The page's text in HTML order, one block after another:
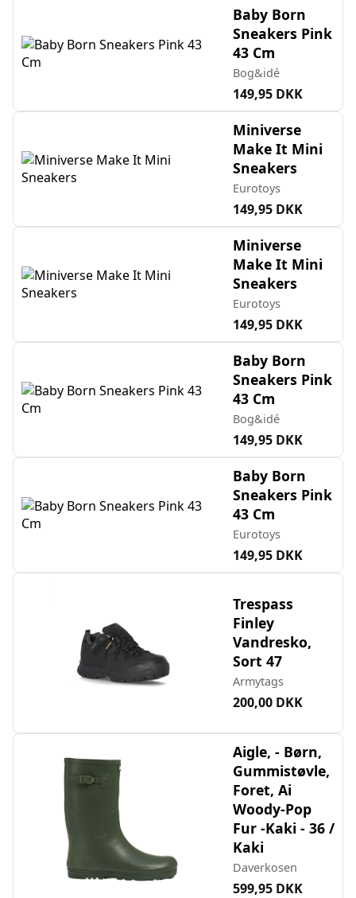
Baby Born
Sneakers Pink
43 Cm
Bog&idé
149,95 DKK
Miniverse
Make It Mini
Sneakers
Eurotoys
149,95 DKK
Miniverse
Make It Mini
Sneakers
Eurotoys
149,95 DKK
Baby Born
Sneakers Pink
43 Cm
Bog&idé
149,95 DKK
Baby Born
Sneakers Pink
43 Cm
Eurotoys
149,95 DKK
Trespass
Finley
Vandresko,
Sort 47
Armytags
200,00 DKK
Aigle, - Børn,
Gummistøvle,
Foret, Ai
Woody-Pop
Fur -Kaki - 36 /
Kaki
Daverkosen
599,95 DKK